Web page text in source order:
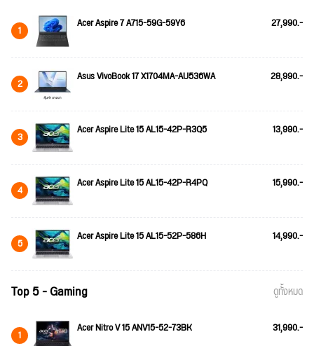
1 Acer Aspire 7 A715-59G-59Y6 27,990.-
2 Asus VivoBook 17 X1704MA-AU536WA 28,990.-
3 Acer Aspire Lite 15 AL15-42P-R3Q5 13,990.-
4 Acer Aspire Lite 15 AL15-42P-R4PQ 15,990.-
5 Acer Aspire Lite 15 AL15-52P-586H 14,990.-
Top 5 - Gaming ดูทั้งหมด
1 Acer Nitro V 15 ANV15-52-73BK 31,990.-